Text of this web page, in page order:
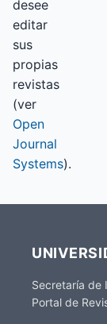
desee
editar
sus
propias
revistas
(ver
Open
Journal
Systems).
Secretaría de
Portal de